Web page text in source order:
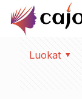
Luokat